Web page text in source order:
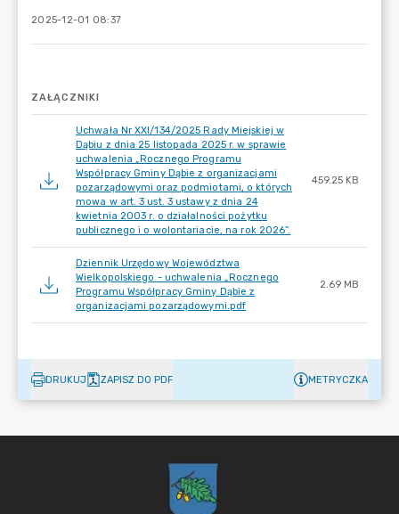
2025-12-01 08:37
ZAŁĄCZNIKI
Uchwała Nr XXI/134/2025 Rady Miejskiej w
Dąbiu z dnia 25 listopada 2025 r. w sprawie
uchwalenia „Rocznego Programu
Współpracy Gminy Dąbie z organizacjami
pozarządowymi oraz podmiotami, o których
mowa w art. 3 ust. 3 ustawy z dnia 24
kwietnia 2003 r. o działalności pożytku
publicznego i o wolontariacie, na rok 2026”.
459.25 KB
Dziennik Urzędowy Województwa
Wielkopolskiego - uchwalenia „Rocznego
Programu Współpracy Gminy Dąbie z
organizacjami pozarządowymi.pdf
2.69 MB
DRUKUJ ZAPISZ DO PDF METRYCZKA